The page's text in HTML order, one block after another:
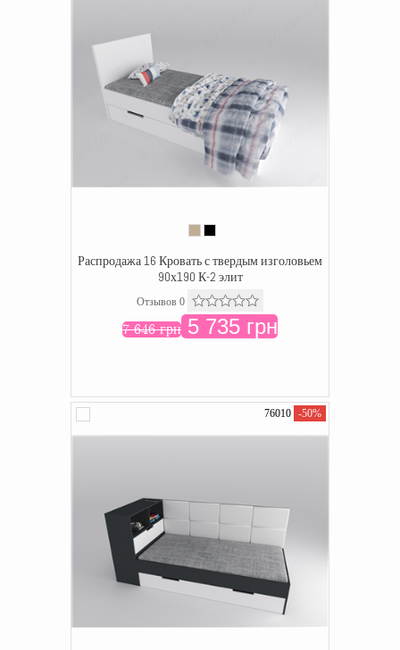
Распродажа 16 Кровать с твердым изголовьем
90х190 К-2 элит
Отзывов 0
7 646 грн 5 735 грн
76010 -50%